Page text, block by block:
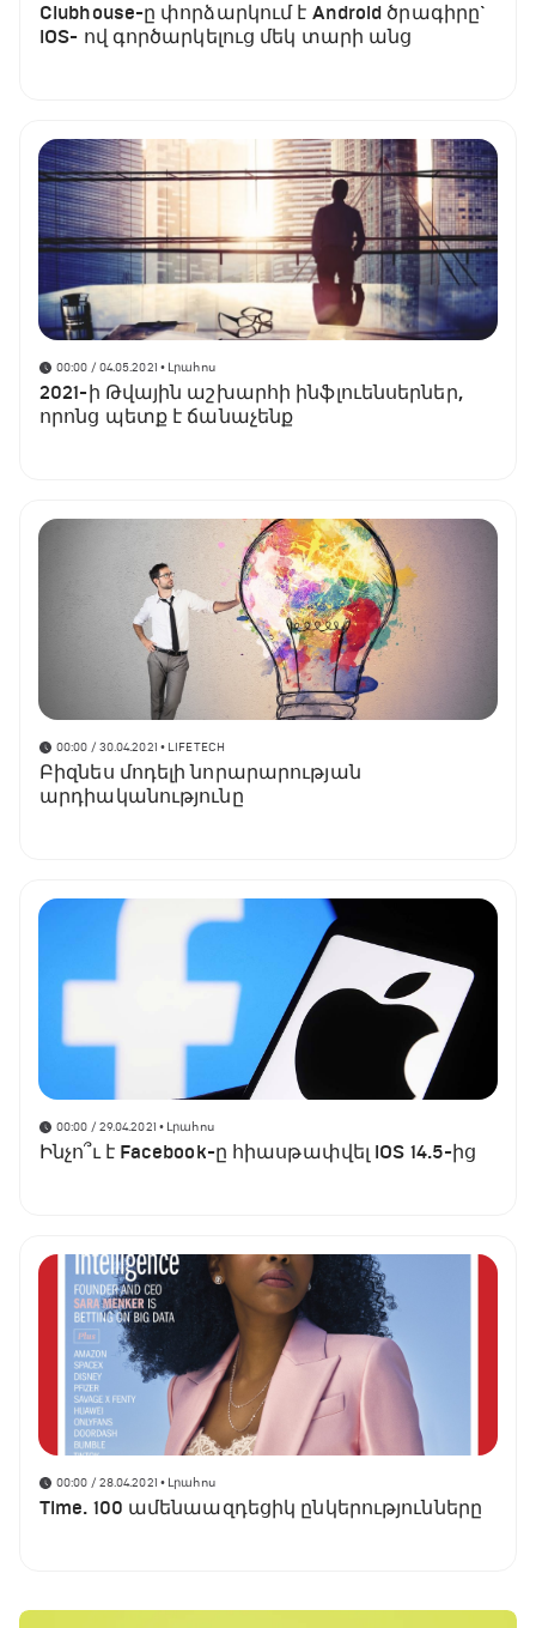
Clubhouse-ը փորձարկում է Android ծրագիրը`
iOS- ով գործարկելուց մեկ տարի անց
00:00 / 04.05.2021 • Լրահոս
2021-ի Թվային աշխարհի ինֆլուենսերներ,
որոնց պետք է ճանաչենք
00:00 / 30.04.2021 • LIFETECH
Բիզնես մոդելի նորարարության
արդիականությունը
00:00 / 29.04.2021 • Լրահոս
Ինչո՞ւ է Facebook-ը հիասթափվել iOS 14.5-ից
00:00 / 28.04.2021 • Լրահոս
Time. 100 ամենաազդեցիկ ընկերությունները